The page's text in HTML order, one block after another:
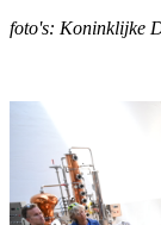
foto's: Koninklijke